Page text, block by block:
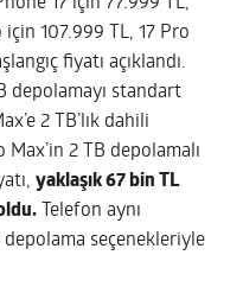
107.999 TL, 17 Pro
fiyatı açıklandı.
depolamayı standart
2 TB’lık dahili
2 TB depolamalı
yaklaşık 67 bin TL
Telefon aynı
depolama seçenekleriyle